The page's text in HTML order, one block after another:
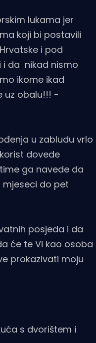
lukama jer
koji bi postavili
i pod
i da nikad nismo
ikome ikad
uz obalu!!! -
u zabludu vrlo
dovede
ga navede da
mjeseci do pet
posjeda i da
će te Vi kao osoba
prokazivati moju
s dvorištem i